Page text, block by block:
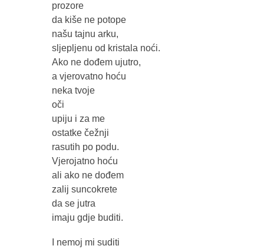
prozore
da kiše ne potope
našu tajnu arku,
sljepljenu od kristala noći.
Ako ne dođem ujutro,
a vjerovatno hoću
neka tvoje
oči
upiju i za me
ostatke čežnji
rasutih po podu.
Vjerojatno hoću
ali ako ne dođem
zalij suncokrete
da se jutra
imaju gdje buditi.
I nemoj mi suditi